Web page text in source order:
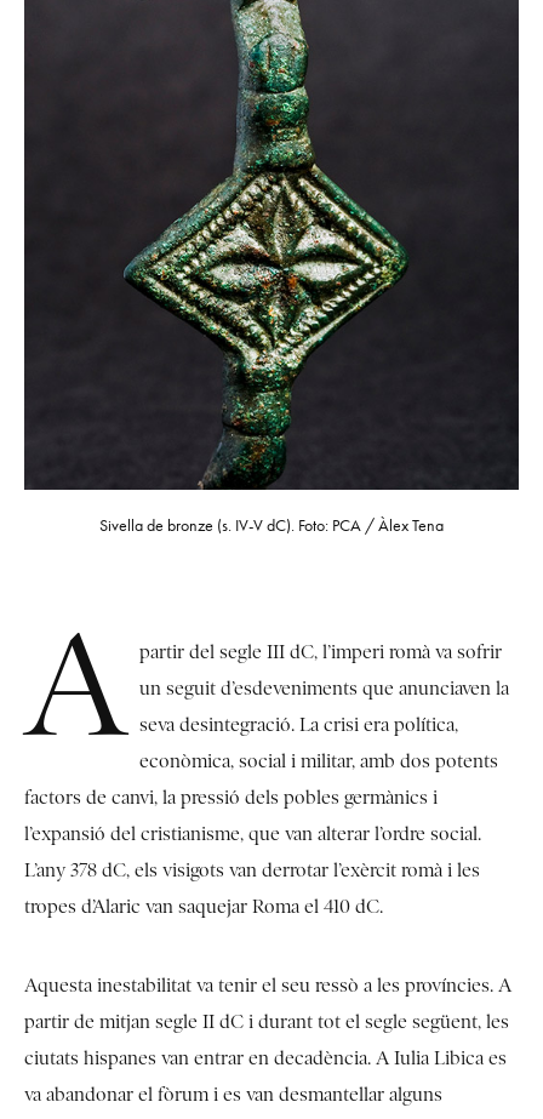
Sivella de bronze (s. IV-V dC). Foto: PCA / Àlex Tena
A partir del segle III dC, l’imperi romà va sofrir
un seguit d’esdeveniments que anunciaven la
seva desintegració. La crisi era política,
econòmica, social i militar, amb dos potents
factors de canvi, la pressió dels pobles germànics i
l’expansió del cristianisme, que van alterar l’ordre social.
L’any 378 dC, els visigots van derrotar l’exèrcit romà i les
tropes d’Alaric van saquejar Roma el 410 dC.
Aquesta inestabilitat va tenir el seu ressò a les províncies. A
partir de mitjan segle II dC i durant tot el segle següent, les
ciutats hispanes van entrar en decadència. A Iulia Libica es
va abandonar el fòrum i es van desmantellar alguns